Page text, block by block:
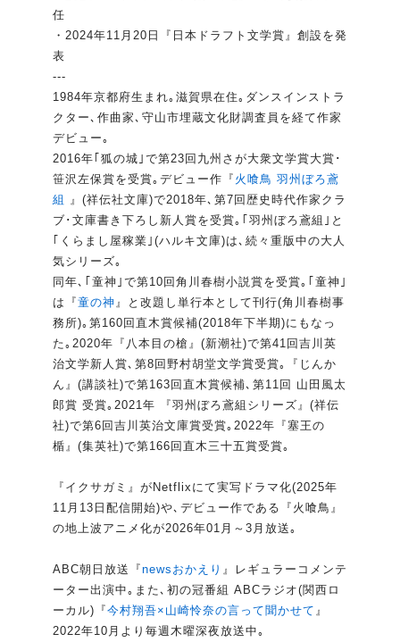
任
・2024年11月20日『日本ドラフト文学賞』創設を発
表
---
1984年京都府生まれ｡滋賀県在住｡ダンスインストラ
クター､作曲家､守山市埋蔵文化財調査員を経て作家
デビュー｡
2016年｢狐の城｣で第23回九州さが大衆文学賞大賞･
笹沢左保賞を受賞｡デビュー作『 火喰鳥 羽州ぼろ鳶
組 』(祥伝社文庫)で2018年､第7回歴史時代作家クラ
ブ･文庫書き下ろし新人賞を受賞｡｢羽州ぼろ鳶組｣と
｢くらまし屋稼業｣(ハルキ文庫)は､続々重版中の大人
気シリーズ｡
同年､｢童神｣で第10回角川春樹小説賞を受賞｡｢童神｣
は『童の神』と改題し単行本として刊行(角川春樹事
務所)｡第160回直木賞候補(2018年下半期)にもなっ
た｡2020年『八本目の槍』(新潮社)で第41回吉川英
治文学新人賞､第8回野村胡堂文学賞受賞｡『じんか
ん』(講談社)で第163回直木賞候補､第11回 山田風太
郎賞 受賞｡2021年 『羽州ぼろ鳶組シリーズ』(祥伝
社)で第6回吉川英治文庫賞受賞｡2022年『塞王の
楯』(集英社)で第166回直木三十五賞受賞｡
『イクサガミ』がNetflixにて実写ドラマ化(2025年
11月13日配信開始)や､デビュー作である『火喰鳥』
の地上波アニメ化が2026年01月～3月放送｡
ABC朝日放送『newsおかえり 』レギュラーコメンテ
ーター出演中｡また､初の冠番組 ABCラジオ(関西ロ
ーカル)『今村翔吾×山崎怜奈の言って聞かせて 』
2022年10月より毎週木曜深夜放送中｡